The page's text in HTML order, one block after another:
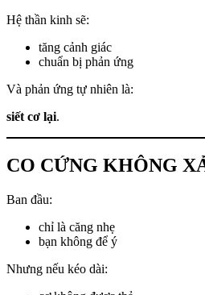
Hệ thần kinh sẽ:
tăng cảnh giác
chuẩn bị phản ứng
Và phản ứng tự nhiên là:
siết cơ lại.
CO CỨNG KHÔNG
Ban đầu:
chỉ là căng nhẹ
bạn không để ý
Nhưng nếu kéo dài: